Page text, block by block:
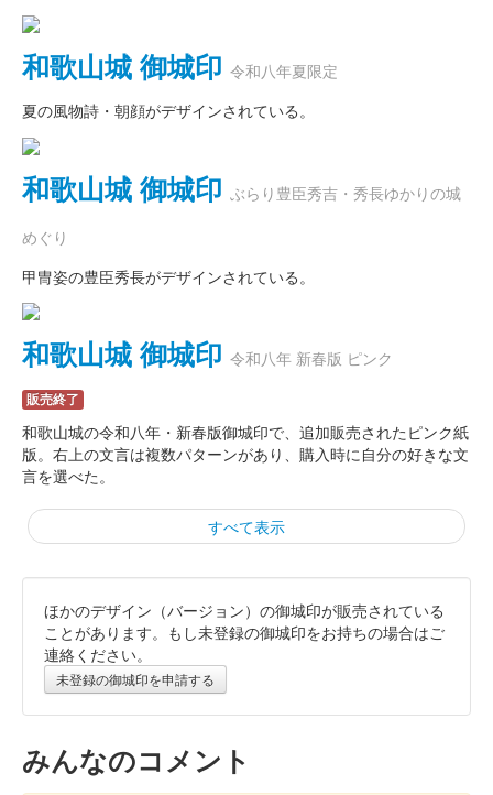
和歌山城 御城印 令和八年夏限定
夏の風物詩・朝顔がデザインされている。
和歌山城 御城印 ぶらり豊臣秀吉・秀長ゆかりの城
めぐり
甲冑姿の豊臣秀長がデザインされている。
和歌山城 御城印 令和八年 新春版 ピンク
販売終了
和歌山城の令和八年・新春版御城印で、追加販売されたピンク紙
版。右上の文言は複数パターンがあり、購入時に自分の好きな文
言を選べた。
すべて表示
令和八年 和歌山城 御城印新春版 銀
色 令和八年 新春版
販売終了
令和八年新春版御城印。金色・銀色の2種が発売された。セット
販売もあり。
ほかのデザイン（バージョン）の御城印が販売されている
ことがあります。もし未登録の御城印をお持ちの場合はご
連絡ください。
未登録の御城印を申請する
みんなのコメント